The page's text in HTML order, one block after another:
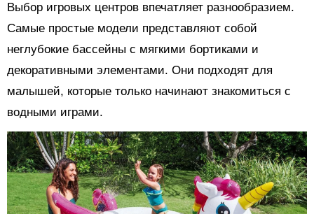
Выбор игровых центров впечатляет разнообразием.
Самые простые модели представляют собой
неглубокие бассейны с мягкими бортиками и
декоративными элементами. Они подходят для
малышей, которые только начинают знакомиться с
водными играми.